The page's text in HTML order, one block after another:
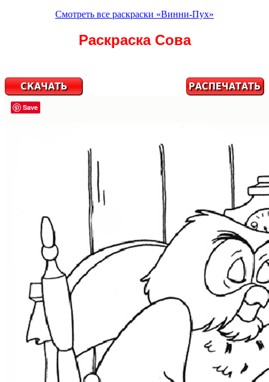
Смотреть все раскраски «Винни-Пух»
Раскраска Сова
Save